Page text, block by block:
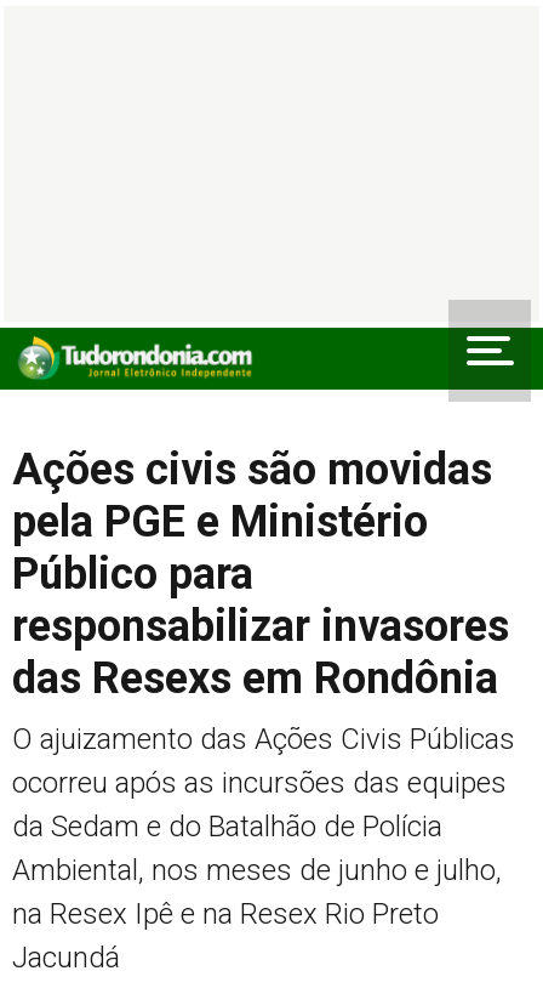
Ações civis são movidas
pela PGE e Ministério
Público para
responsabilizar invasores
das Resexs em Rondônia
O ajuizamento das Ações Civis Públicas
ocorreu após as incursões das equipes
da Sedam e do Batalhão de Polícia
Ambiental, nos meses de junho e julho,
na Resex Ipê e na Resex Rio Preto
Jacundá